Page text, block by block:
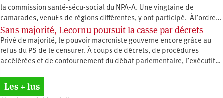
la commission santé-sécu-social du NPA-A. Une vingtaine de
camarades, venuEs de régions différentes, y ont participé. Àl’ordre…
Sans majorité, Lecornu poursuit la casse par décrets
Privé de majorité, le pouvoir macroniste gouverne encore grâce au
refus du PS de le censurer. À coups de décrets, de procédures
accélérées et de contournement du débat parlementaire, l’exécutif…
Les + lus